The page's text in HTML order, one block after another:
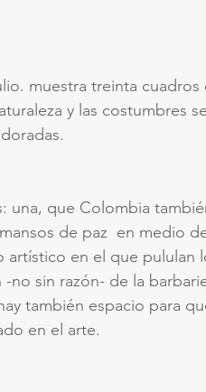
muestra treinta cuadros
y las costumbres
una, que Colombia
de paz  en medio
artístico en el que pululan
no sin razón- de la
también espacio para
en el arte.